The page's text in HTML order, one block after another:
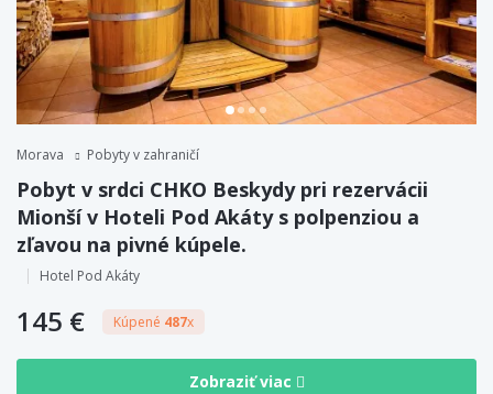
Morava Pobyty v zahraničí
Pobyt v srdci CHKO Beskydy pri rezervácii
Mionší v Hoteli Pod Akáty s polpenziou a
zľavou na pivné kúpele.
Hotel Pod Akáty
145 € Kúpené 487x
Zobraziť viac